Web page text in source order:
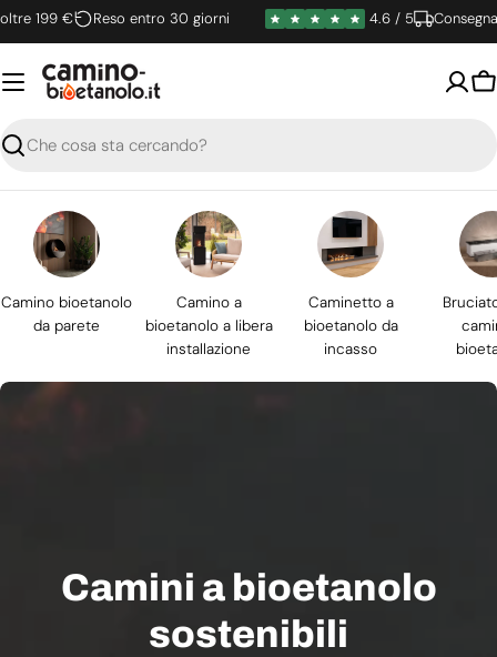
Vai
al
contenuto
199 € Reso entro 30 giorni 4.6 / 5 Consegna
Ricerca
Camino bioetanolo
da parete
Camino a
bioetanolo a libera
installazione
Caminetto a
bioetanolo da
incasso
Camini a bioetanolo
sostenibili